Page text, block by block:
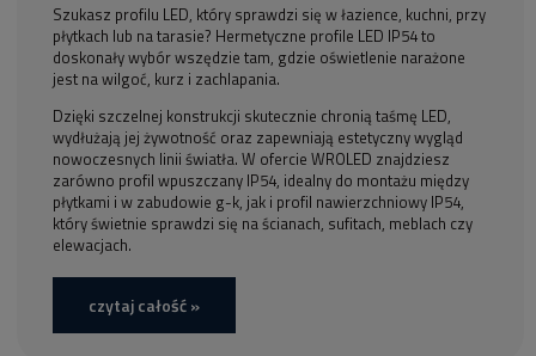
Szukasz profilu LED, który sprawdzi się w łazience, kuchni, przy
płytkach lub na tarasie? Hermetyczne profile LED IP54 to
doskonały wybór wszędzie tam, gdzie oświetlenie narażone
jest na wilgoć, kurz i zachlapania.
Dzięki szczelnej konstrukcji skutecznie chronią taśmę LED,
wydłużają jej żywotność oraz zapewniają estetyczny wygląd
nowoczesnych linii światła. W ofercie WROLED znajdziesz
zarówno profil wpuszczany IP54, idealny do montażu między
płytkami i w zabudowie g-k, jak i profil nawierzchniowy IP54,
który świetnie sprawdzi się na ścianach, sufitach, meblach czy
elewacjach.
czytaj całość »